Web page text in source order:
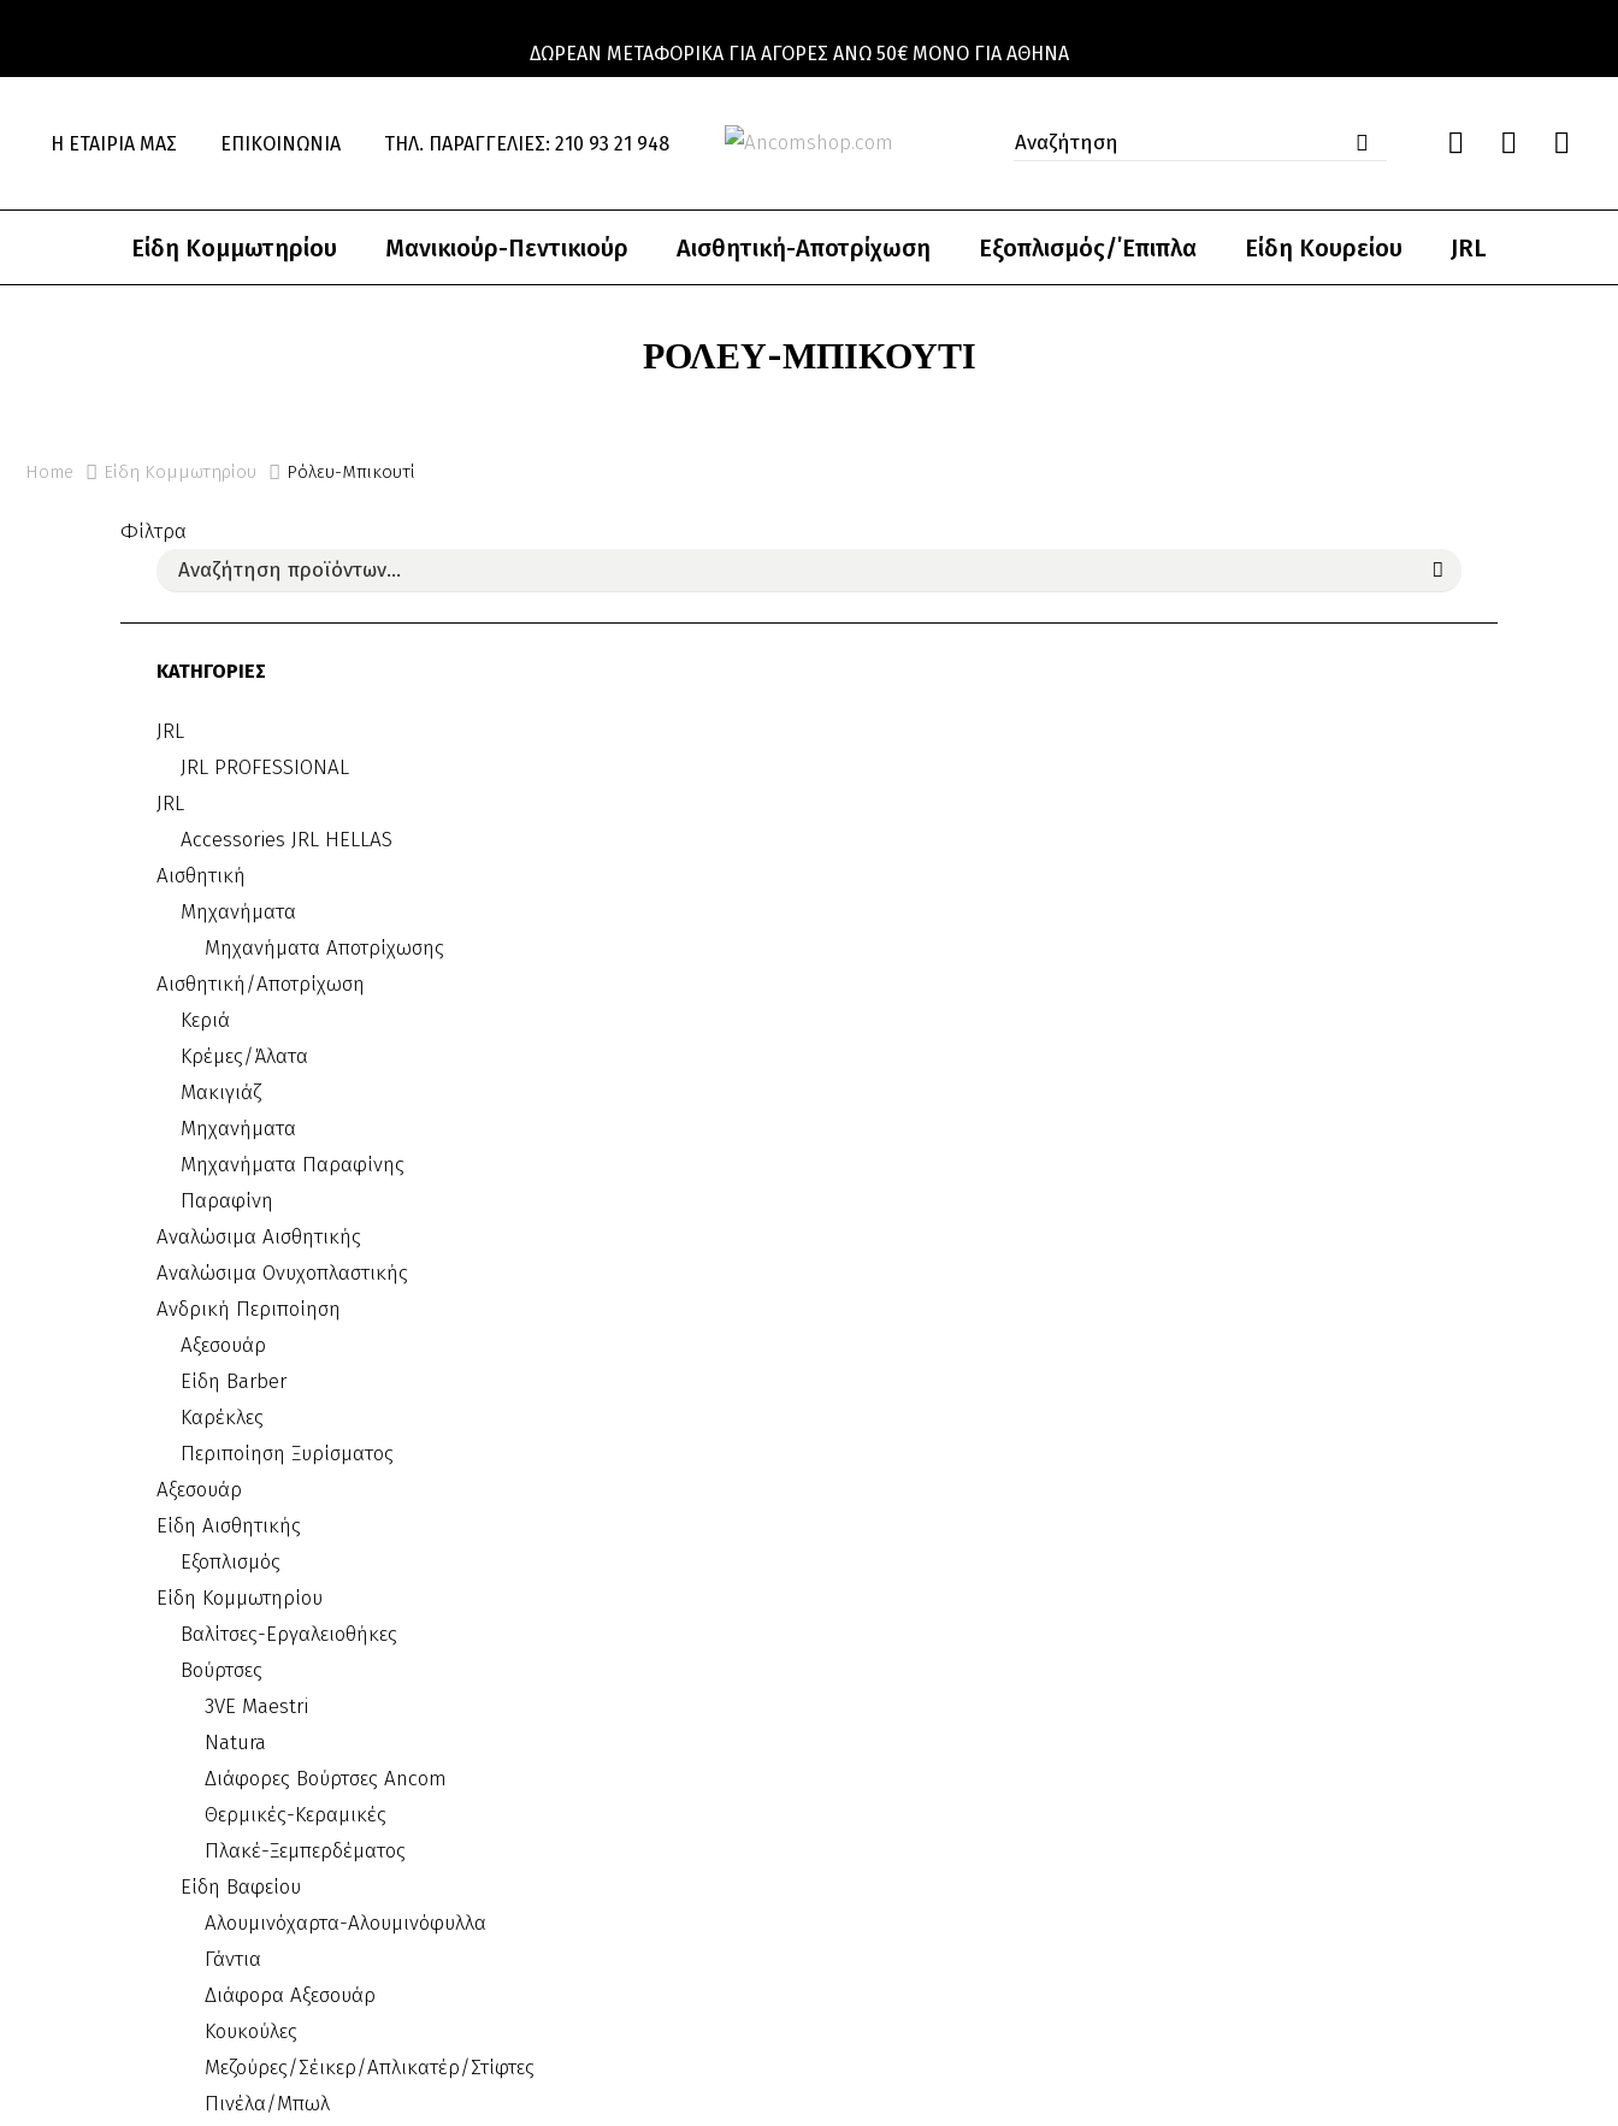
ΔΩΡΕΆΝ ΜΕΤΑΦΟΡΙΚΆ ΓΙΑ ΑΓΟΡΈΣ ΆΝΩ 50€ ΜΌΝΟ ΓΙΑ ΑΘΉΝΑ
Η ΕΤΑΙΡΊΑ ΜΑΣ ΕΠΙΚΟΙΝΩΝΊΑ ΤΗΛ. ΠΑΡΑΓΓΕΛΊΕΣ: 210 93 21 948
Είδη Κομμωτηρίου Μανικιούρ-Πεντικιούρ Αισθητική-Αποτρίχωση Εξοπλισμός/΄Επιπλα Είδη Κουρείου JRL
ΡΌΛΕΥ-ΜΠΙΚΟΥΤΊ
Home Είδη Κομμωτηρίου Ρόλευ-Μπικουτί
Φίλτρα
ΚΑΤΗΓΟΡΙΕΣ
JRL
JRL PROFESSIONAL
JRL
Accessories JRL HELLAS
Αισθητική
Μηχανήματα
Μηχανήματα Αποτρίχωσης
Αισθητική/Αποτρίχωση
Κεριά
Κρέμες/Άλατα
Μακιγιάζ
Μηχανήματα
Μηχανήματα Παραφίνης
Παραφίνη
Αναλώσιμα Αισθητικής
Αναλώσιμα Ονυχοπλαστικής
Ανδρική Περιποίηση
Αξεσουάρ
Είδη Barber
Καρέκλες
Περιποίηση Ξυρίσματος
Αξεσουάρ
Είδη Αισθητικής
Εξοπλισμός
Είδη Κομμωτηρίου
Βαλίτσες-Εργαλειοθήκες
Βούρτσες
3VE Maestri
Natura
Διάφορες Βούρτσες Ancom
Θερμικές-Κεραμικές
Πλακέ-Ξεμπερδέματος
Είδη Βαφείου
Αλουμινόχαρτα-Αλουμινόφυλλα
Γάντια
Διάφορα Αξεσουάρ
Κουκούλες
Μεζούρες/Σέικερ/Απλικατέρ/Στίφτες
Πινέλα/Μπωλ